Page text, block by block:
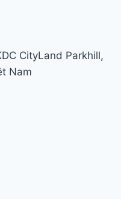
CityLand Parkhill,
Nam